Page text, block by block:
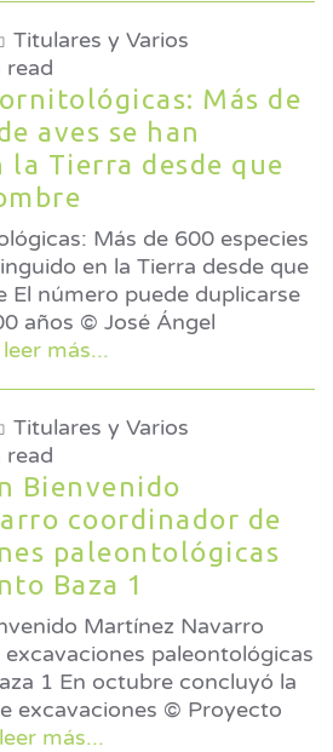
Titulares y Varios
read
Más de
aves se han
Tierra desde que
Más de 600 especies
en la Tierra desde que
años © José Ángel
leer más...
Titulares y Varios
read
Bienvenido
coordinador de
paleontológicas
Baza 1
Martínez Navarro
paleontológicas
la
excavaciones © Proyecto
leer más...